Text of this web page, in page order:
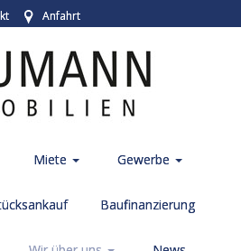
Anfahrt
Miete Gewerbe
Baufinanzierung